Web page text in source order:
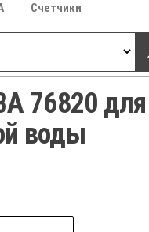
Счетчики
76820 для
воды